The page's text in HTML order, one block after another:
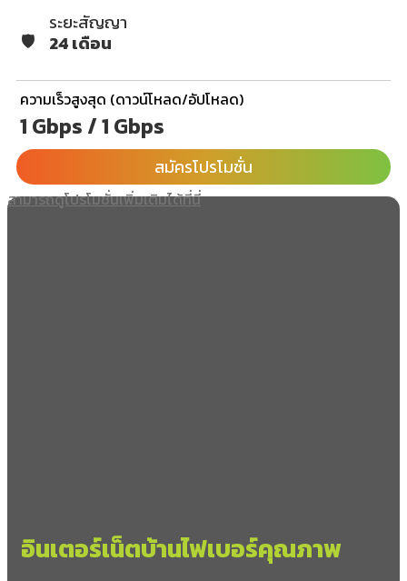
🛡️
ระยะสัญญา
24 เดือน
ความเร็วสูงสุด (ดาวน์โหลด/อัปโหลด)
1 Gbps / 1 Gbps
สมัครโปรโมชั่น
สามารถดูโปรโมชั่นเพิ่มเติมได้ที่นี่
อินเตอร์เน็ตบ้านไฟเบอร์คุณภาพ